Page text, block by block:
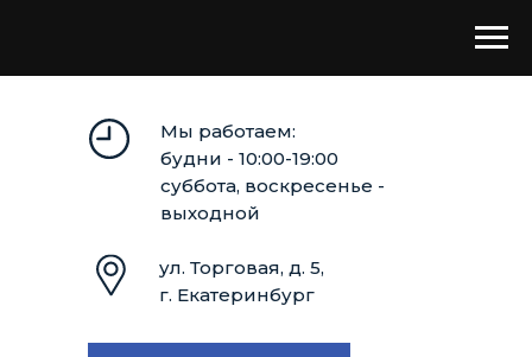
Мы работаем:
будни - 10:00-19:00
суббота, воскресенье -
выходной
ул. Торговая, д. 5,
г. Екатеринбург